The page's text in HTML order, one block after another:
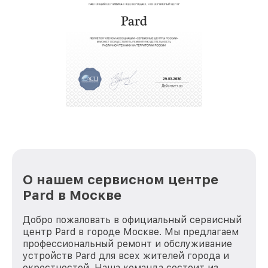
обеспечат доставку устройств в сервис в
За годы своей деятельности мы получали только
репутацию. Мы постоянно совершенствуемся и
стараемся каждый день делать наш сервис еще
О нашем сервисном центре
Pard в Москве
Добро пожаловать в официальный сервисный
центр Pard в городе Москве. Мы предлагаем
профессиональный ремонт и обслуживание
устройств Pard для всех жителей города и